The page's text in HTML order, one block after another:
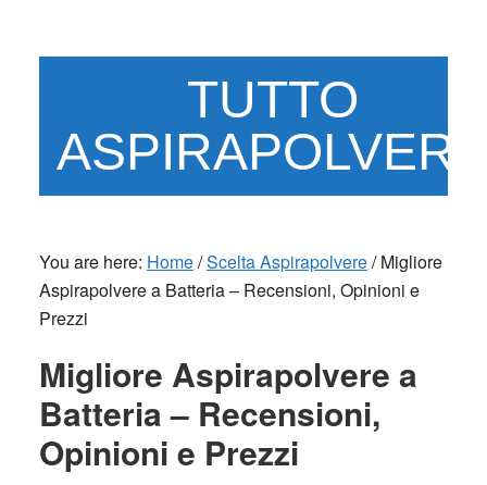
TUTTO
You are here: Home/Scelta Aspirapolvere/Migliore
Aspirapolvere a Batteria – Recensioni, Opinioni e
Prezzi
Migliore Aspirapolvere a
Batteria – Recensioni,
Opinioni e Prezzi